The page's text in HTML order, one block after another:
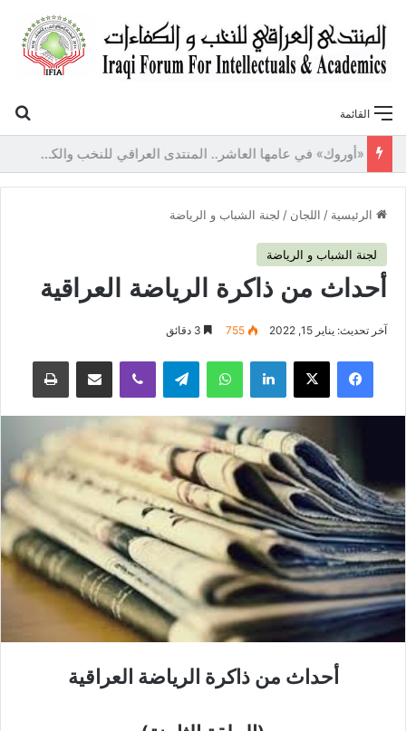
القائمة
«أوروك» في عامها العاشر.. المنتدى العراقي للنخب والكفاءات يصدر عددًا جديدًا ببحوث علمية تعالج قضايا الاقتصاد والطاقة
الرئيسية / اللجان / لجنة الشباب و الرياضة
لجنة الشباب و الرياضة
أحداث من ذاكرة الرياضة العراقية
آخر تحديث: يناير 15, 2022 755
فيسبوك لينكدإن واتساب
أحداث من ذاكرة الرياضة العراقية